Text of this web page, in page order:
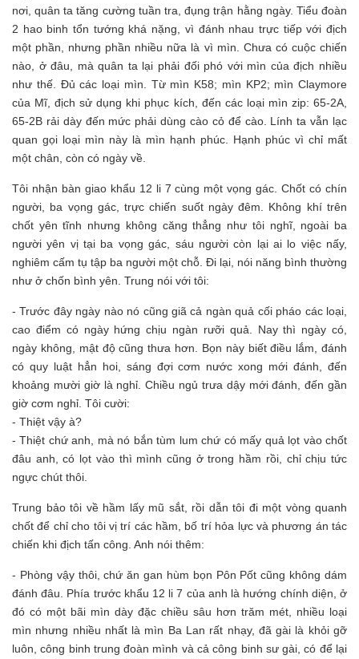
nơi, quân ta tăng cường tuần tra, đụng trận hằng ngày. Tiểu đoàn
2 hao binh tổn tướng khá nặng, vì đánh nhau trực tiếp với địch
một phần, nhưng phần nhiều nữa là vì mìn. Chưa có cuộc chiến
nào, ở đâu, mà quân ta lại phải đối phó với mìn của địch nhiều
như thế. Đủ các loại mìn. Từ mìn K58; mìn KP2; mìn Claymore
của Mĩ, địch sử dụng khi phục kích, đến các loại mìn zip: 65-2A,
65-2B rải dày đến mức phải dùng cào cỏ để cào. Lính ta vẫn lạc
quan gọi loại mìn này là mìn hạnh phúc. Hạnh phúc vì chỉ mất
một chân, còn có ngày về.
Tôi nhận bàn giao khẩu 12 li 7 cùng một vọng gác. Chốt có chín
người, ba vọng gác, trực chiến suốt ngày đêm. Không khí trên
chốt yên tĩnh nhưng không căng thẳng như tôi nghĩ, ngoài ba
người yên vị tại ba vọng gác, sáu người còn lại ai lo việc nấy,
nghiêm cấm tụ tập ba người một chỗ. Đi lại, nói năng bình thường
như ở chốn bình yên. Trung nói với tôi:
- Trước đây ngày nào nó cũng giã cả ngàn quả cối pháo các loại,
cao điểm có ngày hứng chịu ngàn rưỡi quả. Nay thì ngày có,
ngày không, mật độ cũng thưa hơn. Bọn này biết điều lắm, đánh
có quy luật hẳn hoi, sáng đợi cơm nước xong mới đánh, đến
khoảng mười giờ là nghỉ. Chiều ngủ trưa dậy mới đánh, đến gần
giờ cơm nghỉ. Tôi cười:
- Thiệt vậy à?
- Thiệt chứ anh, mà nó bắn tùm lum chứ có mấy quả lọt vào chốt
đâu anh, có lọt vào thì mình cũng ở trong hầm rồi, chỉ chịu tức
ngực chút thôi.
Trung bảo tôi về hầm lấy mũ sắt, rồi dẫn tôi đi một vòng quanh
chốt để chỉ cho tôi vị trí các hầm, bố trí hỏa lực và phương án tác
chiến khi địch tấn công. Anh nói thêm:
- Phòng vậy thôi, chứ ăn gan hùm bọn Pôn Pốt cũng không dám
đánh đâu. Phía trước khẩu 12 li 7 của anh là hướng chính diện, ở
đó có một bãi mìn dày đặc chiều sâu hơn trăm mét, nhiều loại
mìn nhưng nhiều nhất là mìn Ba Lan rất nhạy, đã gài là khỏi gỡ
luôn, công binh trung đoàn mình và cả công binh sư gài, có để lại